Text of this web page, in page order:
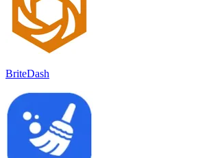
BriteDash